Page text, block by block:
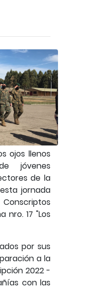
ojos llenos
jóvenes
de la
jornada
17 "Los
por sus
a la
2022 -
con las